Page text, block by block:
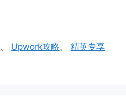
、 Upwork攻略、精英专享